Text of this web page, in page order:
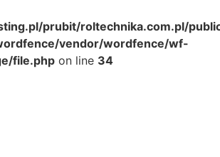
prubit/roltechnika.com.pl/
vendor/wordfence/wf-
file.php on line 34